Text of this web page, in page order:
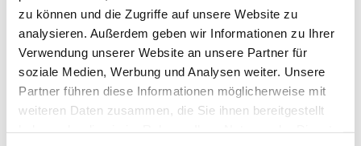
zu können und die Zugriffe auf unsere Website zu
analysieren. Außerdem geben wir Informationen zu Ihrer
Verwendung unserer Website an unsere Partner für
soziale Medien, Werbung und Analysen weiter. Unsere
Partner führen diese Informationen möglicherweise mit
weiteren Daten zusammen, die Sie ihnen bereitgestellt
Herr Strakeljahn, Tel. 05204 / 29 89